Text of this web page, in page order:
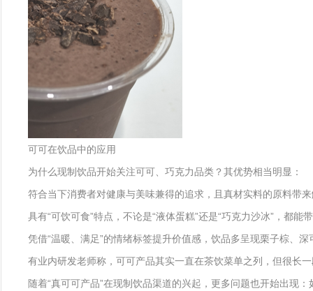
可可在饮品中的应用
为什么现制饮品开始关注可可、巧克力品类？其优势相当明显：
符合当下消费者对健康与美味兼得的追求，且真材实料的原料带
具有“可饮可食”特点，不论是“液体蛋糕”还是“巧克力沙冰”，都
凭借“温暖、满足”的情绪标签提升价值感，饮品多呈现栗子棕、
有业内研发老师称，可可产品其实一直在茶饮菜单之列，但很长
随着“真可可产品”在现制饮品渠道的兴起，更多问题也开始出现